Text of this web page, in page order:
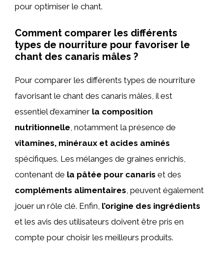
pour optimiser le chant.
Comment comparer les différents
types de nourriture pour favoriser le
chant des canaris mâles ?
Pour comparer les différents types de nourriture
favorisant le chant des canaris mâles, il est
essentiel d’examiner la composition
nutritionnelle , notamment la présence de
vitamines, minéraux et acides aminés
spécifiques. Les mélanges de graines enrichis,
contenant de la pâtée pour canaris et des
compléments alimentaires , peuvent également
jouer un rôle clé. Enfin, l’origine des ingrédients
et les avis des utilisateurs doivent être pris en
compte pour choisir les meilleurs produits.